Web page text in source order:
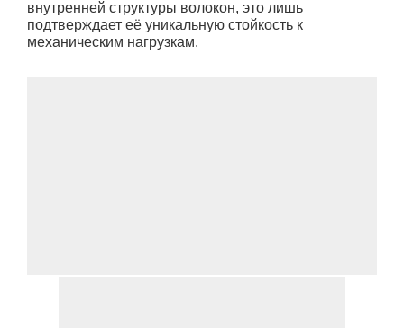
внутренней структуры волокон, это лишь
подтверждает её уникальную стойкость к
механическим нагрузкам.